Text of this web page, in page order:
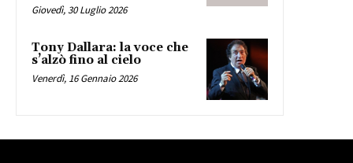
Giovedì, 30 Luglio 2026
Tony Dallara: la voce che
s’alzò fino al cielo
Venerdì, 16 Gennaio 2026